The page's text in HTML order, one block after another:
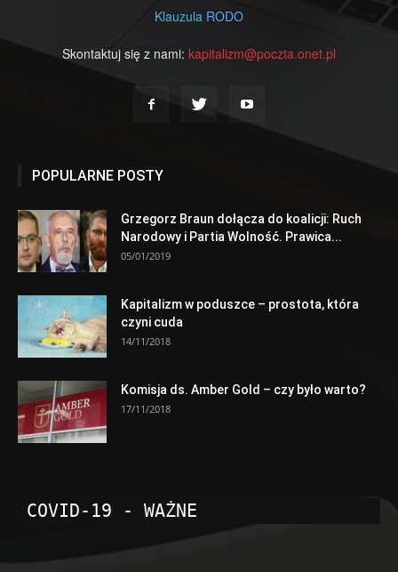
Klauzula RODO
Skontaktuj się z nami: kapitalizm@poczta.onet.pl
POPULARNE POSTY
Grzegorz Braun dołącza do koalicji: Ruch
Narodowy i Partia Wolność. Prawica...
05/01/2019
Kapitalizm w poduszce – prostota, która
czyni cuda
14/11/2018
Komisja ds. Amber Gold – czy było warto?
17/11/2018
COVID-19 - WAŻNE